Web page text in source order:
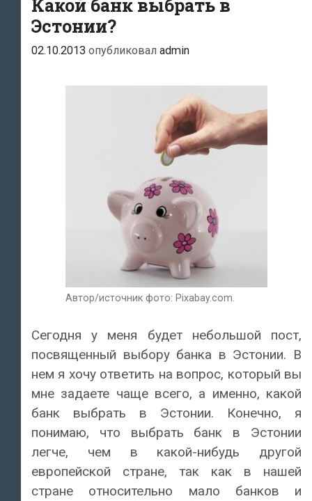
Какой банк выбрать в
Эстонии?
02.10.2013 опубликовал admin
Автор/источник фото: Pixabay.com.
Сегодня у меня будет небольшой пост,
посвященный выбору банка в Эстонии. В
нем я хочу ответить на вопрос, который вы
мне задаете чаще всего, а именно, какой
банк выбрать в Эстонии. Конечно, я
понимаю, что выбрать банк в Эстонии
легче, чем в какой-нибудь другой
европейской стране, так как в нашей
стране относительно мало банков и